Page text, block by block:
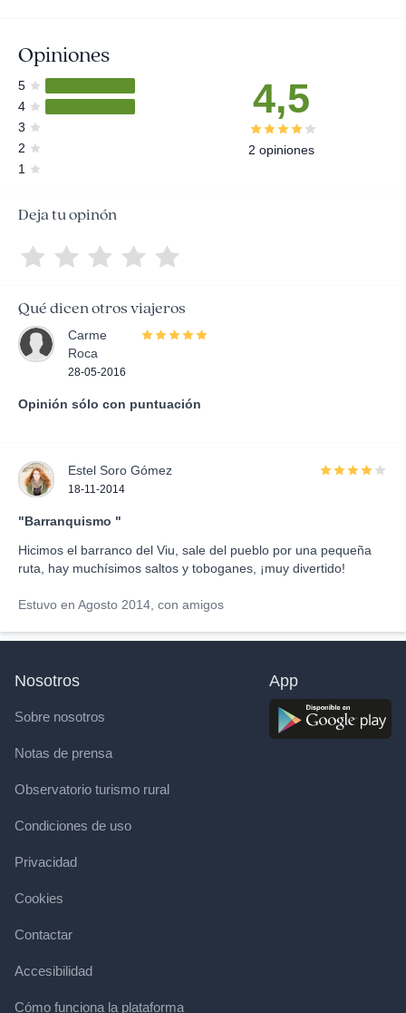
Opiniones
5
4
3
2
1
4,5
2 opiniones
Deja tu opinón
Qué dicen otros viajeros
Carme
Roca
28-05-2016
Opinión sólo con puntuación
Estel Soro Gómez
18-11-2014
"Barranquismo "
Hicimos el barranco del Viu, sale del pueblo por una pequeña
ruta, hay muchísimos saltos y toboganes, ¡muy divertido!
Estuvo en Agosto 2014, con amigos
Nosotros
Sobre nosotros
Notas de prensa
Observatorio turismo rural
Condiciones de uso
Privacidad
Cookies
Contactar
Accesibilidad
Cómo funciona la plataforma
App